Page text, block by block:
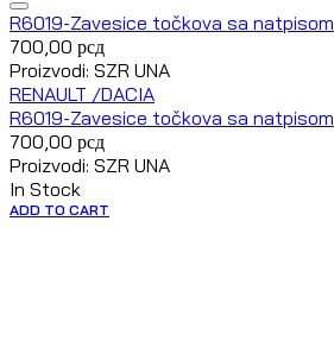
R6019-Zavesice točkova sa natpisom
700,00 рсд
Proizvodi: SZR UNA
RENAULT /DACIA
R6019-Zavesice točkova sa natpisom
700,00 рсд
Proizvodi: SZR UNA
In Stock
ADD TO CART